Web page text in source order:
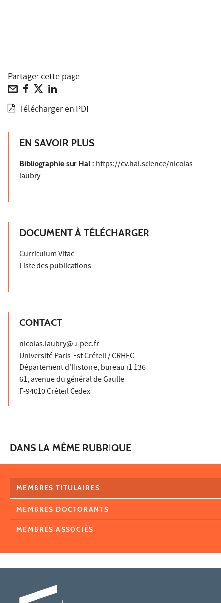
Partager cette page
Télécharger en PDF
EN SAVOIR PLUS
Bibliographie sur Hal : https://cv.hal.science/nicolas-
laubry
DOCUMENT À TÉLÉCHARGER
Curriculum Vitae
Liste des publications
CONTACT
nicolas.laubry@u-pec.fr
Université Paris-Est Créteil / CRHEC
Département d'Histoire, bureau i1 136
61, avenue du général de Gaulle
F-94010 Créteil Cedex
DANS LA MÊME RUBRIQUE
MEMBRES TITULAIRES
MEMBRES DOCTORANTS
MEMBRES ASSOCIÉS